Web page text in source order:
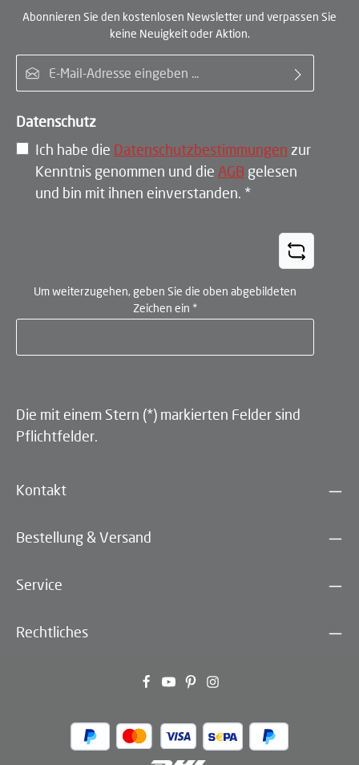
Abonnieren Sie den kostenlosen Newsletter und verpassen Sie
keine Neuigkeit oder Aktion.
Datenschutz
Ich habe die Datenschutzbestimmungen zur
Kenntnis genommen und die AGB gelesen
und bin mit ihnen einverstanden. *
Um weiterzugehen, geben Sie die oben abgebildeten
Zeichen ein *
Die mit einem Stern (*) markierten Felder sind
Pflichtfelder.
Kontakt
Bestellung & Versand
Service
Rechtliches